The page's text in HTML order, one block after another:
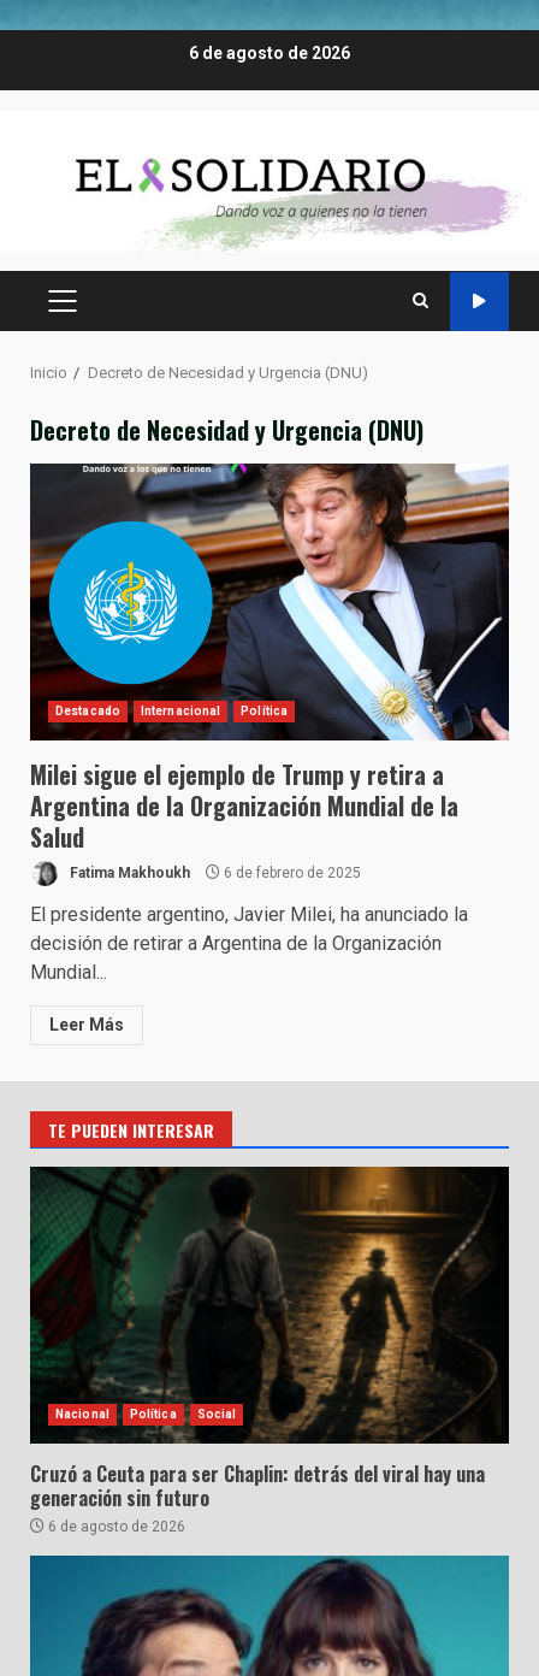
6 de agosto de 2026
MENÚ
Inicio Decreto de Necesidad y Urgencia (DNU)
Decreto de Necesidad y Urgencia (DNU)
Destacado Internacional Política
Milei sigue el ejemplo de Trump y retira a
Argentina de la Organización Mundial de la
Salud
Fatima Makhoukh 6 de febrero de 2025
El presidente argentino, Javier Milei, ha anunciado la
decisión de retirar a Argentina de la Organización
Mundial...
Leer Más
TE PUEDEN INTERESAR
Nacional Política Social
Cruzó a Ceuta para ser Chaplin: detrás del viral hay una
generación sin futuro
6 de agosto de 2026